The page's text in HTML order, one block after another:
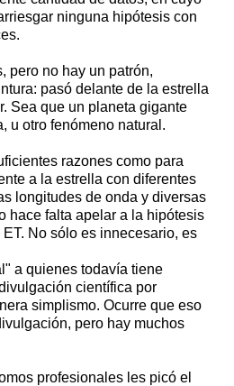
ninguna hipótesis con
pero no hay un patrón,
pasó delante de la estrella
Sea que un planeta gigante
u otro fenómeno natural.
razones como para
a la estrella con diferentes
longitudes de onda y diversas
hace falta apelar a la hipótesis
No sólo es innecesario, es
a quienes todavía tiene
científica por
simplismo. Ocurre que eso
pero hay muchos
profesionales les picó el